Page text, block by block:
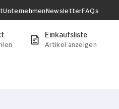
UnternehmenNewsletterFAQs
Einkaufsliste
Artikel anzeigen